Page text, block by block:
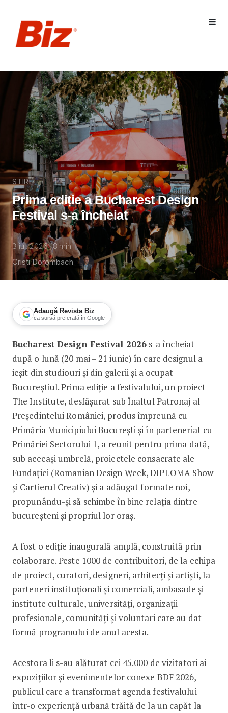
STIRI
Prima ediție a Bucharest Design
Festival s-a încheiat
3 iul. 2026 8 min
Cristi Dorombach
Adaugă Revista Biz
ca sursă preferată în Google
Prima ediție a Bucharest Design
Bucharest Design Festival 2026s-a încheiat
după o lună (20 mai – 21 iunie) în care designul a
ieșit din studiouri și din galerii și a ocupat
Bucureștiul. Prima ediție a festivalului, un proiect
The Institute, desfășurat sub Înaltul Patronaj al
Președintelui României, produs împreună cu
Primăria Municipiului București și în parteneriat cu
Primăriei Sectorului 1, a reunit pentru prima dată,
sub aceeași umbrelă, proiectele consacrate ale
Fundației (Romanian Design Week, DIPLOMA Show
și Cartierul Creativ) și a adăugat formate noi,
propunându-și să schimbe în bine relația dintre
bucureșteni și propriul lor oraș.
A fost o ediție inaugurală amplă, construită prin
colaborare. Peste 1000 de contribuitori, de la echipa
de proiect, curatori, designeri, arhitecți și artiști, la
parteneri instituționali și comerciali, ambasade și
institute culturale, universități, organizații
profesionale, comunități și voluntari care au dat
formă programului de anul acesta.
Acestora li s-au alăturat cei 45.000 de vizitatori ai
expozițiilor și evenimentelor conexe BDF 2026,
publicul care a transformat agenda festivalului
într-o experiență urbană trăită de la un capăt la